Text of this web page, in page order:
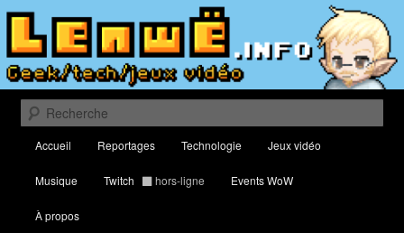
Aller
contenu
principal
Aller
contenu
secondaireLenwë – Culture geek, tech et jeux
vidéo
Classement des meilleurs joueurs au Quizz World of Warcraft
Recherche
principal
Accueil Reportages Technologie Jeux vidéo
Musique Twitch hors-ligne Events WoW
À propos